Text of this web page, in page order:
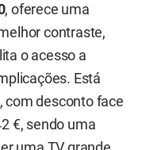
, oferece uma
contraste,
o acesso a
Está
, com desconto face
€, sendo uma